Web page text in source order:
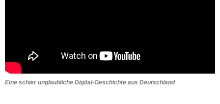
Eine schier unglaubliche Digital-Geschichte aus Deutschland